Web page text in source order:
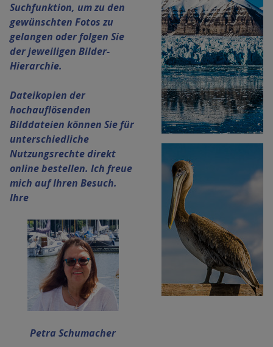
Suchfunktion, um zu den
gewünschten Fotos zu
gelangen oder folgen Sie
der jeweiligen Bilder-
Hierarchie.
Dateikopien der
hochauflösenden
Bilddateien können Sie für
unterschiedliche
Nutzungsrechte direkt
online bestellen. Ich freue
mich auf Ihren Besuch.
Ihre
Petra Schumacher